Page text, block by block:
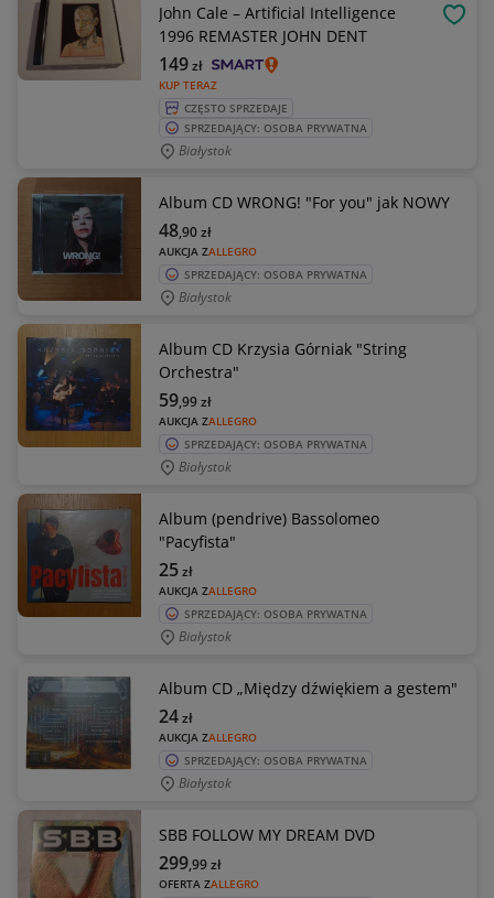
John Cale – Artificial Intelligence
1996 REMASTER JOHN DENT
KUP TERAZ
149zł
CZĘSTO SPRZEDAJE
SPRZEDAJĄCY: OSOBA PRYWATNA
Białystok
Album CD WRONG! "For you" jak NOWY
AUKCJA ZALLEGRO
48,90zł
SPRZEDAJĄCY: OSOBA PRYWATNA
Białystok
Album CD Krzysia Górniak "String
Orchestra"
AUKCJA ZALLEGRO
59,99zł
SPRZEDAJĄCY: OSOBA PRYWATNA
Białystok
Album (pendrive) Bassolomeo
"Pacyfista"
AUKCJA ZALLEGRO
25zł
SPRZEDAJĄCY: OSOBA PRYWATNA
Białystok
Album CD „Między dźwiękiem a gestem"
AUKCJA ZALLEGRO
24zł
SPRZEDAJĄCY: OSOBA PRYWATNA
Białystok
SBB FOLLOW MY DREAM DVD
OFERTA ZALLEGRO
299,99zł